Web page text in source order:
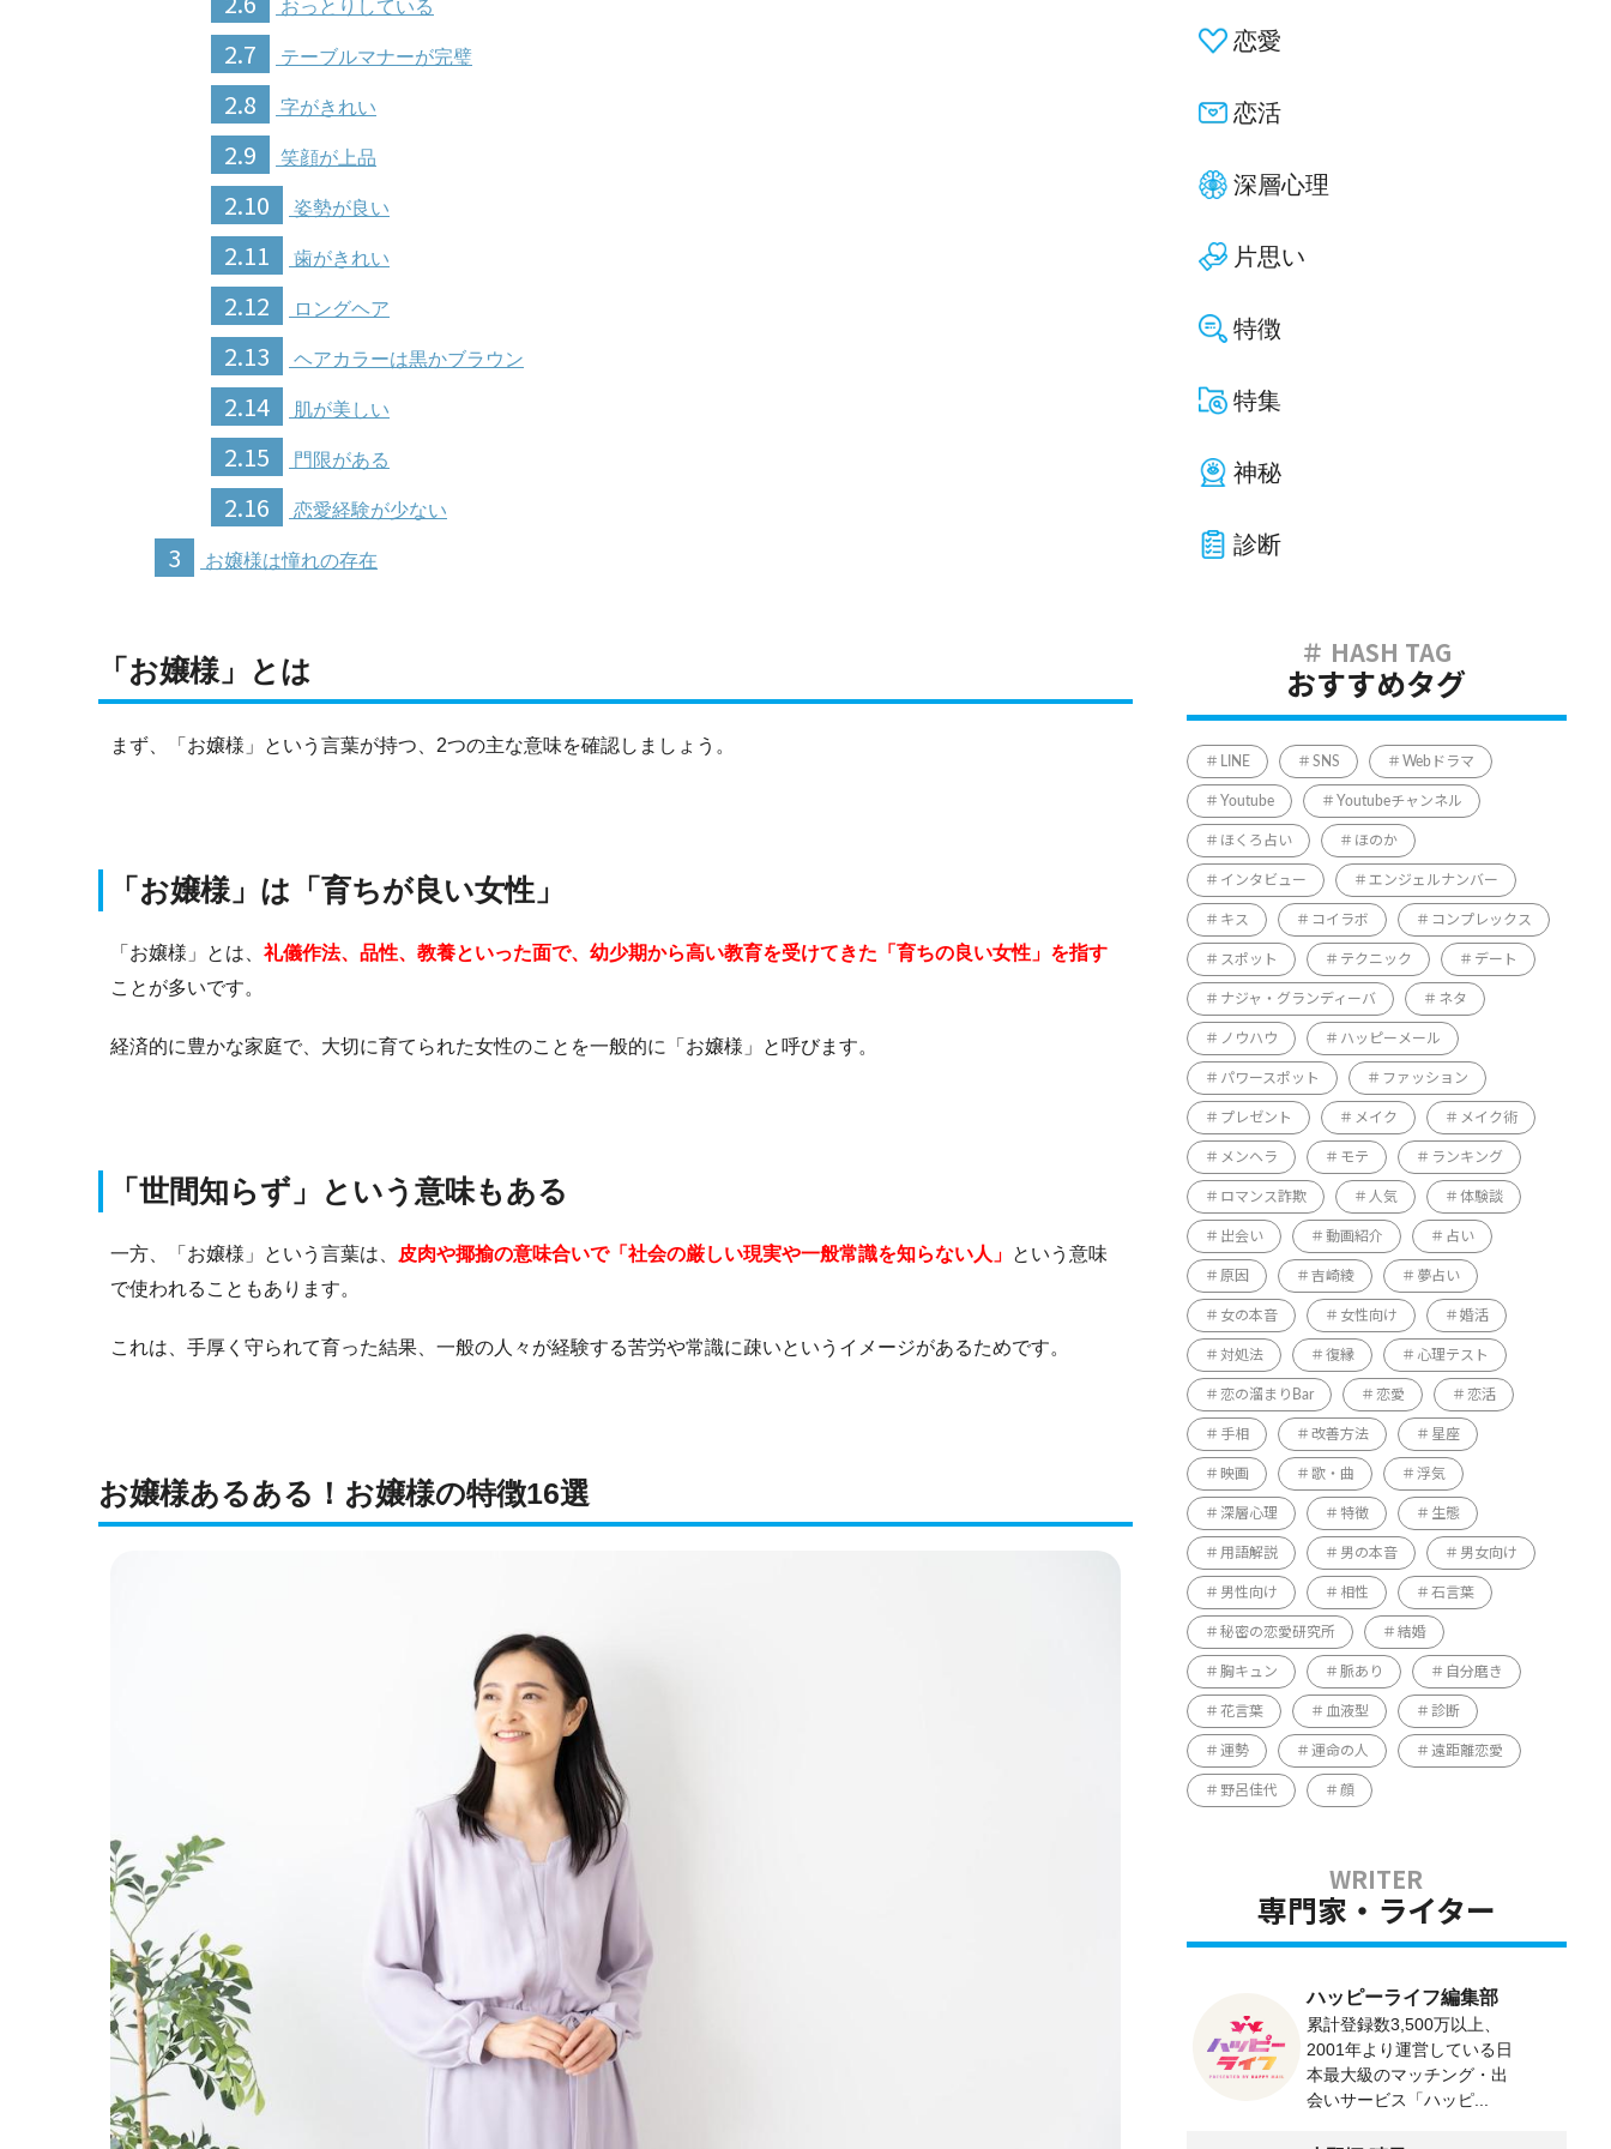
おっとりしている
2.7 テーブルマナーが完璧
2.8 字がきれい
2.9 笑顔が上品
2.10 姿勢が良い
2.11 歯がきれい
2.12 ロングヘア
2.13 ヘアカラーは黒かブラウン
2.14 肌が美しい
2.15 門限がある
2.16 恋愛経験が少ない
3 お嬢様は憧れの存在
「お嬢様」とは
まず、「お嬢様」という言葉が持つ、2つの主な意味を確認しましょう。
「お嬢様」は「育ちが良い女性」
「お嬢様」とは、 礼儀作法、品性、教養といった面で、幼少期から高い教育を受けてきた「育ちの良い女性」を指す
ことが多いです。
経済的に豊かな家庭で、大切に育てられた女性のことを一般的に「お嬢様」と呼びます。
「世間知らず」という意味もある
一方、「お嬢様」という言葉は、 皮肉や揶揄の意味合いで「社会の厳しい現実や一般常識を知らない人」 という意味
で使われることもあります。
これは、手厚く守られて育った結果、一般の人々が経験する苦労や常識に疎いというイメージがあるためです。
お嬢様あるある！お嬢様の特徴16選
恋愛
恋活
深層心理
片思い
特徴
特集
神秘
診断
おすすめタグ
LINE SNS Webドラマ
Youtube Youtubeチャンネル
ほくろ占い ほのか
インタビュー エンジェルナンバー
キス コイラボ コンプレックス
スポット テクニック デート
ナジャ・グランディーバ ネタ
ノウハウ ハッピーメール
パワースポット ファッション
プレゼント メイク メイク術
メンヘラ モテ ランキング
ロマンス詐欺 人気 体験談
出会い 動画紹介 占い
原因 吉崎綾 夢占い
女の本音 女性向け 婚活
対処法 復縁 心理テスト
恋の溜まりBar 恋愛 恋活
手相 改善方法 星座
映画 歌・曲 浮気
深層心理 特徴 生態
用語解説 男の本音 男女向け
男性向け 相性 石言葉
秘密の恋愛研究所 結婚
胸キュン 脈あり 自分磨き
花言葉 血液型 診断
運勢 運命の人 遠距離恋愛
野呂佳代 顔
専門家・ライター
ハッピーライフ編集部
累計登録数3,500万以上、
2001年より運営している日
本最大級のマッチング・出
会いサービス「ハッピ...